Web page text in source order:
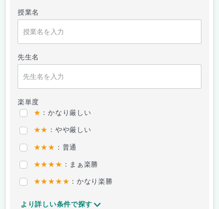
授業名
先生名
楽単度
★ ：かなり厳しい
★★ ：やや厳しい
★★★ ：普通
★★★★ ：まぁ楽勝
★★★★★ ：かなり楽勝
より詳しい条件で探す